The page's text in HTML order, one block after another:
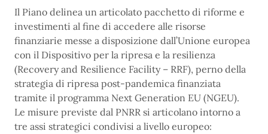
Il Piano delinea un articolato pacchetto di riforme e
investimenti al fine di accedere alle risorse
finanziarie messe a disposizione dall’Unione europea
con il Dispositivo per la ripresa e la resilienza
(Recovery and Resilience Facility – RRF), perno della
strategia di ripresa post-pandemica finanziata
tramite il programma Next Generation EU (NGEU).
Le misure previste dal PNRR si articolano intorno a
tre assi strategici condivisi a livello europeo: